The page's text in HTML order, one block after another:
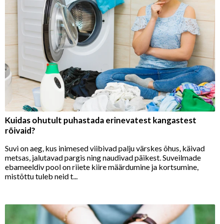
Kuidas ohutult puhastada erinevatest kangastest
rõivaid?
Suvi on aeg, kus inimesed viibivad palju värskes õhus, käivad
metsas, jalutavad pargis ning naudivad päikest. Suveilmade
ebameeldiv pool on riiete kiire määrdumine ja kortsumine,
mistõttu tuleb neid t...